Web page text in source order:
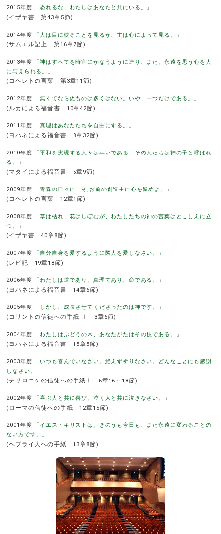
2015年度 「恐れるな、わたしはあなたと共にいる。」
(イザヤ書 第43章5節)
2014年度 「人は目に映ることを見るが、主は心によって見る。」
(サムエル記上 第16章7節)
2013年度
「神はすべてを時宜にかなうように造り、また、永遠を思う心を人
に与えられる。」
(コヘレトの言葉 第3章11節)
2012年度 「無くてならぬものは多くはない。いや、一つだけである。」
(ルカによる福音書 10章42節)
2011年度 「真理はあなたたちを自由にする。」
(ヨハネによる福音書 8章32節)
2010年度
「平和を実現する人々は幸いである、その人たちは神の子と呼ばれ
る。」
(マタイによる福音書 5章9節)
2009年度 「青春の日々にこそ,お前の創造主に心を留めよ。」
(コヘレトの言葉 12章1節)
2008年度
「草は枯れ、花はしぼむが、わたしたちの神の言葉はとこしえに立
つ。」
(イザヤ書 40章8節)
2007年度 「自分自身を愛するように隣人を愛しなさい。」
(レビ記 19章18節)
2006年度 「わたしは道であり、真理であり、命である。」
(ヨハネによる福音書 14章6節)
2005年度 「しかし、成長させてくださったのは神です。」
(コリントの信徒への手紙 Ⅰ 3章6節)
2004年度 「わたしはぶどうの木、あなたがたはその枝である。」
(ヨハネによる福音書 15章5節)
2003年度
「いつも喜んでいなさい。絶えず祈りなさい。どんなことにも感謝
しなさい。」
(テサロニケの信徒への手紙Ⅰ 5章16～18節)
2002年度 「喜ぶ人と共に喜び、泣く人と共に泣きなさい。」
(ローマの信徒への手紙 12章15節)
2001年度
「イエス・キリストは、きのうも今日も、また永遠に変わることの
ない方です。」
(ヘブライ人への手紙 13章8節)